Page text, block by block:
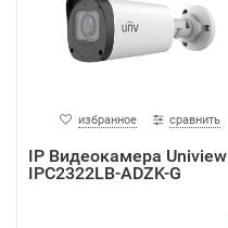
избранное сравнить
IP Видеокамера Uniview
IPC2322LB-ADZK-G